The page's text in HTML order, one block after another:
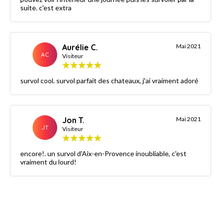
suite. c'est extra
AC
Aurélie C.
Visiteur
Mai 2021
survol cool. survol parfait des chateaux, j'ai vraiment adoré
JT
Jon T.
Visiteur
Mai 2021
encore!. un survol d'Aix-en-Provence inoubliable, c'est
vraiment du lourd!